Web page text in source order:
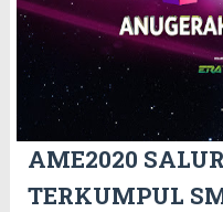
AME2020
TERKUMPUL